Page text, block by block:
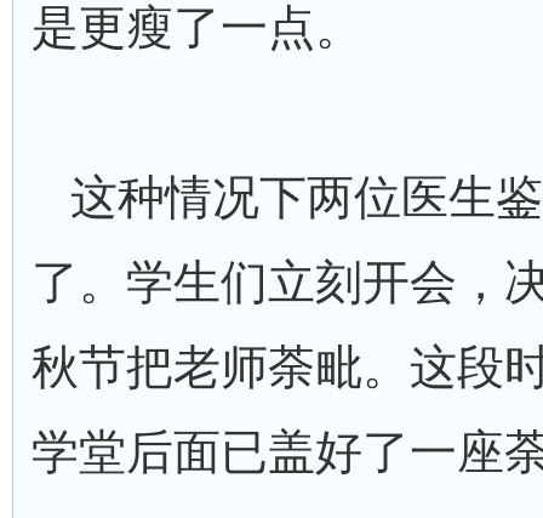
是更瘦了一点。
这种情况下两位医生
了。学生们立刻开会，
秋节把老师荼毗。这段
学堂后面已盖好了一座